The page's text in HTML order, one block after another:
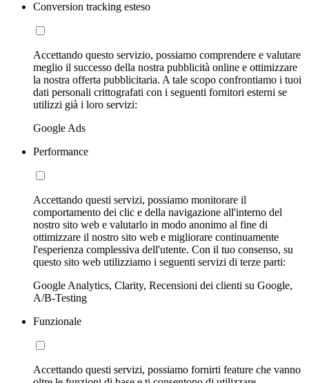
Conversion tracking esteso
Accettando questo servizio, possiamo comprendere e valutare
meglio il successo della nostra pubblicità online e ottimizzare
la nostra offerta pubblicitaria. A tale scopo confrontiamo i tuoi
dati personali crittografati con i seguenti fornitori esterni se
utilizzi già i loro servizi:
Google Ads
Performance
Accettando questi servizi, possiamo monitorare il
comportamento dei clic e della navigazione all'interno del
nostro sito web e valutarlo in modo anonimo al fine di
ottimizzare il nostro sito web e migliorare continuamente
l'esperienza complessiva dell'utente. Con il tuo consenso, su
questo sito web utilizziamo i seguenti servizi di terze parti:
Google Analytics, Clarity, Recensioni dei clienti su Google,
A/B-Testing
Funzionale
Accettando questi servizi, possiamo fornirti feature che vanno